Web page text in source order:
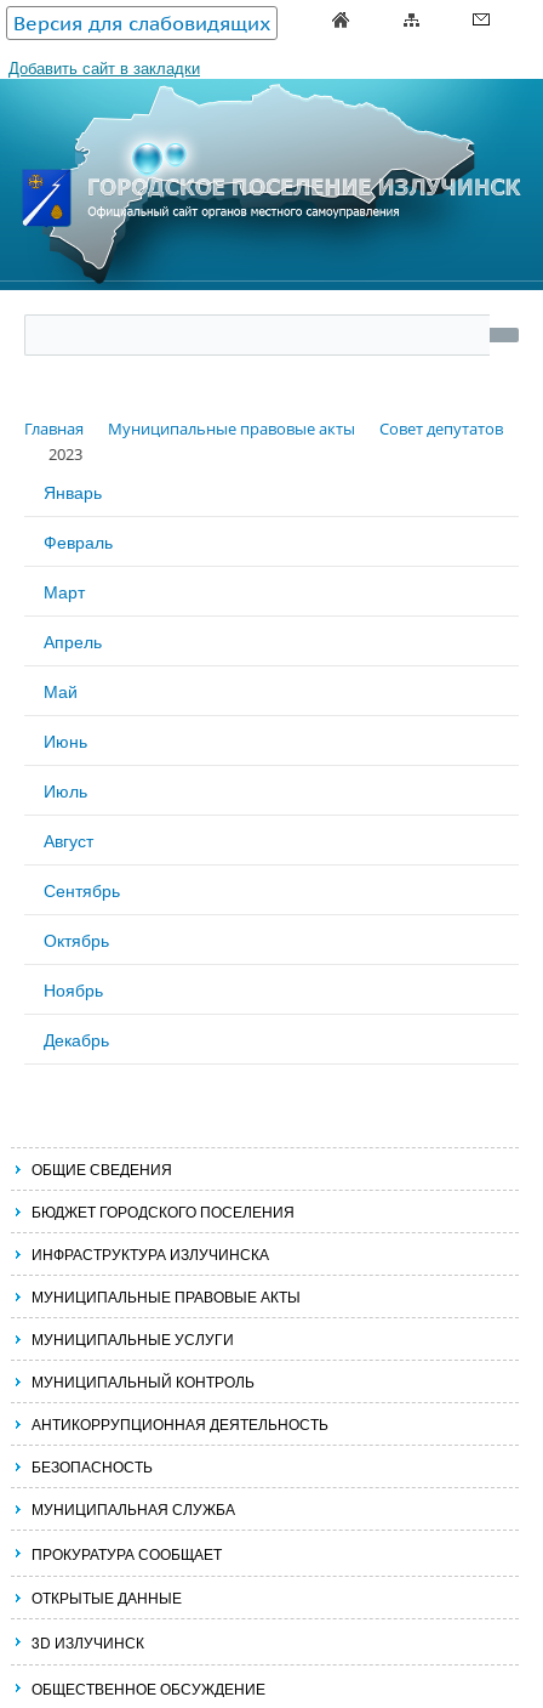
Версия для слабовидящих
Добавить сайт в закладки
Главная Муниципальные правовые акты
Совет депутатов
2023
Январь
Февраль
Март
Апрель
Май
Июнь
Июль
Август
Сентябрь
Октябрь
Ноябрь
Декабрь
ОБЩИЕ СВЕДЕНИЯ
БЮДЖЕТ ГОРОДСКОГО ПОСЕЛЕНИЯ
ИНФРАСТРУКТУРА ИЗЛУЧИНСКА
МУНИЦИПАЛЬНЫЕ ПРАВОВЫЕ АКТЫ
МУНИЦИПАЛЬНЫЕ УСЛУГИ
МУНИЦИПАЛЬНЫЙ КОНТРОЛЬ
АНТИКОРРУПЦИОННАЯ ДЕЯТЕЛЬНОСТЬ
БЕЗОПАСНОСТЬ
МУНИЦИПАЛЬНАЯ СЛУЖБА
ПРОКУРАТУРА СООБЩАЕТ
ОТКРЫТЫЕ ДАННЫЕ
3D ИЗЛУЧИНСК
ОБЩЕСТВЕННОЕ ОБСУЖДЕНИЕ